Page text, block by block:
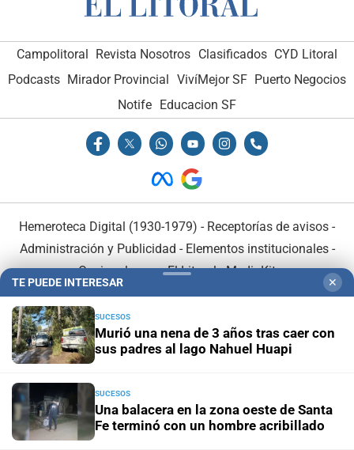
Campolitoral Revista Nosotros Clasificados CYD Litoral
Podcasts Mirador Provincial VivíMejor SF Puerto Negocios
Notife
Educacion SF
Hemeroteca Digital (1930-1979) - Receptorías de avisos -
Administración y Publicidad - Elementos institucionales-
Opcionales con El Litoral-MediaKit
El Litoral es miembro de:
En Asociación con:
TE PUEDE INTERESAR ✕
SUCESOS
Murió una nena de 3 años tras caer con
sus padres al lago Nahuel Huapi
SUCESOS
Una balacera en la zona oeste de Santa
Fe terminó con un hombre acribillado